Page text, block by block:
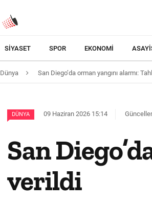
SIYASET SPOR EKONOMI
Dünya San Diego’da orman yangını alarmı:
DÜNYA 09 Haziran 2026 15:14
San
verildi